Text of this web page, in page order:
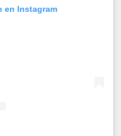
en Instagram